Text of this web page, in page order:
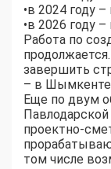
•​в 2024 году
•​в 2026 году
Работа по
завершить
– в
Еще по двум
проектно-
том числе